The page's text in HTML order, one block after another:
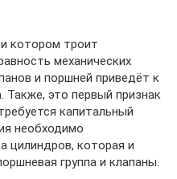
котором троит
механических
и поршней приведёт к
Также, это первый признак
капитальный
необходимо
цилиндров, которая и
группа и клапаны.